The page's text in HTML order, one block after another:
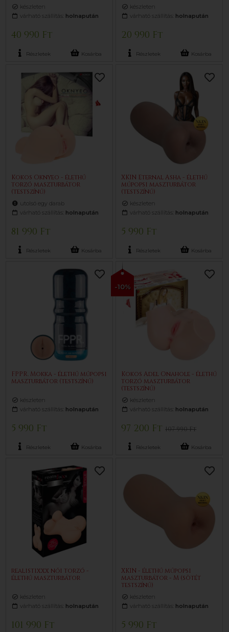
készleten
várható szállítás: holnapután
40 990 Ft
Részletek Kosárba
készleten
várható szállítás: holnapután
20 990 Ft
Részletek Kosárba
Kokos Oknyeo - élethű
torzó maszturbátor
(testszínű)
utolsó egy darab
várható szállítás: holnapután
81 990 Ft
Részletek Kosárba
XKIN Eternal Asha - élethű
műpopsi maszturbátor
(testszínű)
készleten
várható szállítás: holnapután
5 990 Ft
Részletek Kosárba
FPPR. Mokka - élethű műpopsi
maszturbátor (testszínű)
készleten
várható szállítás: holnapután
5 990 Ft
Részletek Kosárba
-10%
Kokos Adel Onahole - élethű
torzó maszturbátor
(testszínű)
készleten
várható szállítás: holnapután
97 200 Ft107 990 Ft
Részletek Kosárba
realistixxx női torzó -
élethű maszturbátor
készleten
várható szállítás: holnapután
101 990 Ft
XKIN - élethű műpopsi
maszturbátor - M (sötét
testszínű)
készleten
várható szállítás: holnapután
5 990 Ft